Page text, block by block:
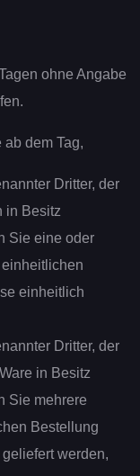
ohne Angabe
dem Tag,
Dritter, der
in Besitz
Sie eine oder
einheitlich
Dritter, der
in Besitz
Sie mehrere
Bestellung
werden,